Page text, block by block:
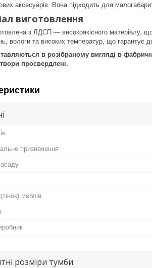
аксесуарів. Вона підходить для
виготовлення
з ЛДСП — високоякісного матеріалу,
вологи та високих температур, що гарантує
в розібраному вигляді в
просвердлені.
призначення
меблів
розміри тумби